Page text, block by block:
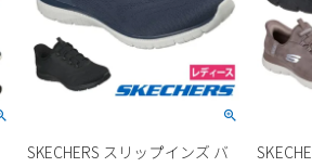
SKECHERS スリップインズ バ